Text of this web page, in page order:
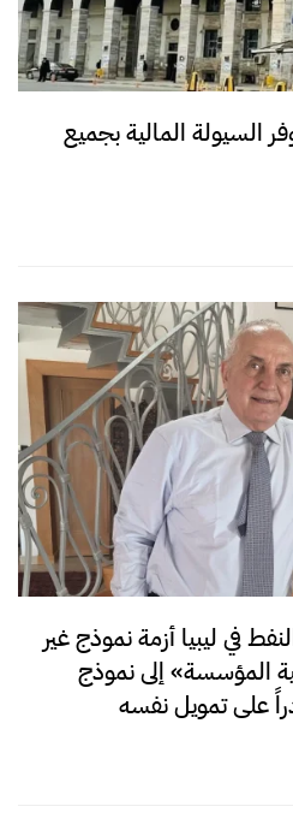
السيولة المالية بجميع
في ليبيا أزمة نموذج غير
المؤسسة» إلى نموذج
على تمويل نفسه